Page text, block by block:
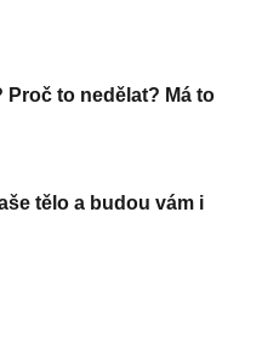
Proč to nedělat? Má to
tělo a budou vám i